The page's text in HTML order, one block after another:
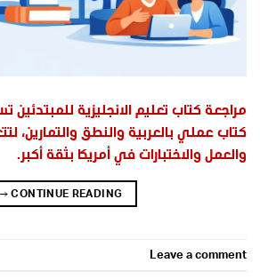
مراجعة كتاب تعليم الانجليزية للمبتدئين
كتاب عملي بالعربية والنطق والتمارين،
والعمل والاختبارات في أمريكا بثقة أكبر.
CONTINUE READING
→
Leave a comment